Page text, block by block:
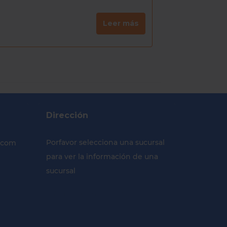
Leer más
Dirección
Porfavor selecciona una sucursal
para ver la información de una
sucursal